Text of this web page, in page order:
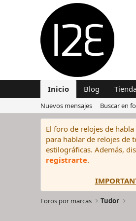
Inicio Blog
Nuevos mensajes Buscar en
El foro de relojes de
para hablar de relojes de
estilográficas. Además,
registrarte.
Foros por marcas Tudor